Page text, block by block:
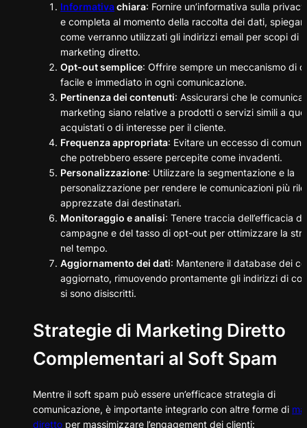
Informativachiara: Fornire un’informativa sulla
e completa al momento della raccolta dei dati,
come verranno utilizzati gli indirizzi email per scopi di
marketing diretto.
Opt-out semplice: Offrire sempre un meccanismo di
facile e immediato in ogni comunicazione.
Pertinenza dei contenuti: Assicurarsi che le
marketing siano relative a prodotti o servizi simili a
acquistati o di interesse per il cliente.
Frequenza appropriata: Evitare un eccesso di
che potrebbero essere percepite come invadenti.
Personalizzazione: Utilizzare la segmentazione e la
personalizzazione per rendere le comunicazioni più
apprezzate dai destinatari.
Monitoraggio e analisi: Tenere traccia dell’efficacia
campagne e del tasso di opt-out per ottimizzare la
nel tempo.
Aggiornamento dei dati: Mantenere il database dei
aggiornato, rimuovendo prontamente gli indirizzi di
si sono disiscritti.
Strategie di Marketing Diretto
Complementari al Soft Spam
Mentre il soft spam può essere un’efficace strategia di
comunicazione, è importante integrarlo con altre forme di
diretto per massimizzare l’engagement dei clienti: